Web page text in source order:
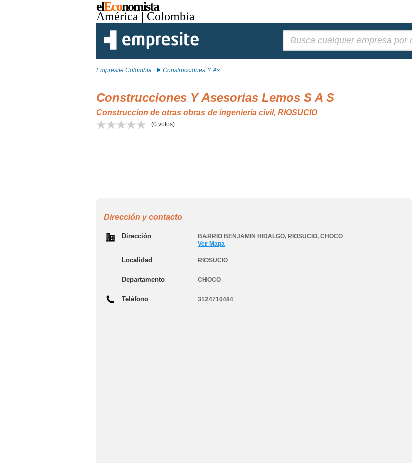
elEconomista
América | Colombia
Empresite Colombia Construcciones Y As...
Construcciones Y Asesorias Lemos S A S
Construccion de otras obras de ingenieria civil, RIOSUCIO
(0 votos)
Dirección y contacto
Dirección BARRIO BENJAMIN HIDALGO, RIOSUCIO, CHOCO
Ver Mapa
Localidad RIOSUCIO
Departamento CHOCO
Teléfono 3124710484